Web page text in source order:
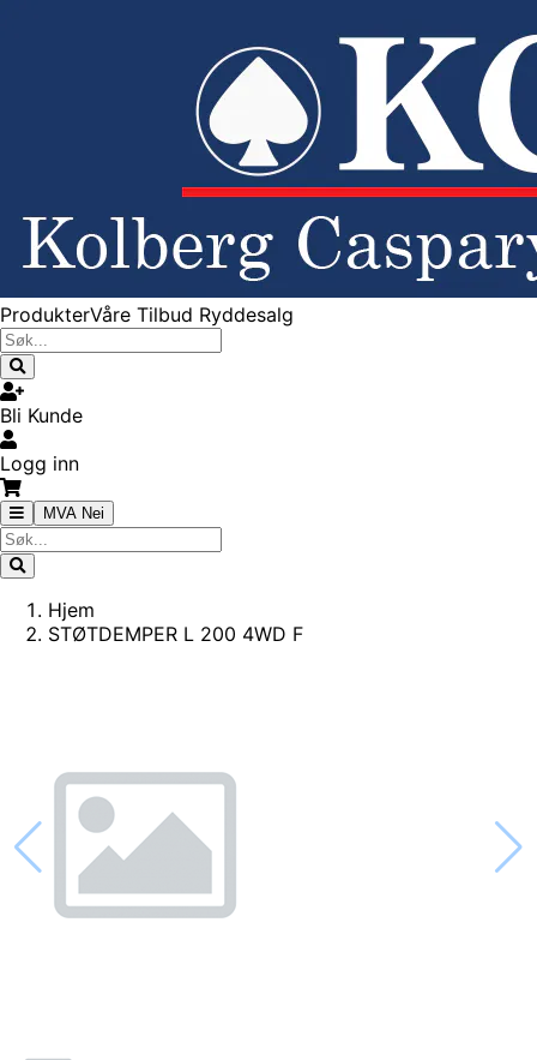
ProdukterVåre Tilbud Ryddesalg
Bli Kunde
Logg inn
MVA Nei
Hjem
STØTDEMPER L 200 4WD F